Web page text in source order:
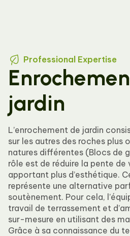
Professional Expertise
jardin
L’enrochement de jardin
sur les autres des roches plus
natures différentes (Blocs de
rôle est de réduire la pente
apportant plus d’esthétique.
représente une alternative
soutènement. Pour cela,
travail de terrassement et
sur-mesure en utilisant des
Grâce à sa connaissance du